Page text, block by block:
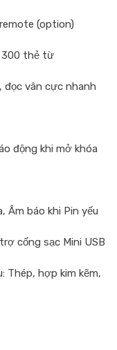
₫.
(option)
300 thẻ từ
đọc vân cực nhanh
động khi mở khóa
Âm báo khi Pin yếu
cổng sạc Mini USB
Thép, hợp kim kẽm,